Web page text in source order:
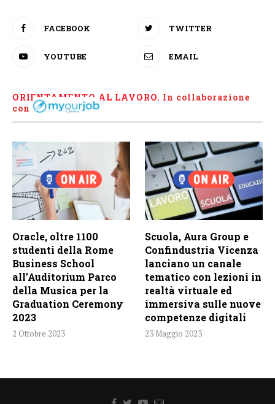
FACEBOOK TWITTER
YOUTUBE EMAIL
ORIENTAMENTO AL LAVORO. In collaborazione
con
Oracle, oltre 1100
studenti della Rome
Business School
all’Auditorium Parco
della Musica per la
Graduation Ceremony
2023
2 Ottobre 2023
Scuola, Aura Group e
Confindustria Vicenza
lanciano un canale
tematico con lezioni in
realtà virtuale ed
immersiva sulle nuove
competenze digitali
23 Maggio 2023